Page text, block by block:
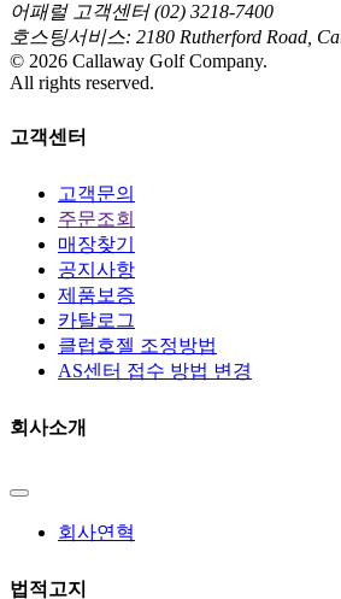
어패럴 고객센터 (02) 3218-7400
호스팅서비스: 2180 Rutherford Road,
© 2026 Callaway Golf Company.
All rights reserved.
고객센터
고객문의
주문조회
매장찾기
공지사항
제품보증
카탈로그
클럽호젤 조정방법
AS센터 접수 방법 변경
회사소개
회사연혁
법적고지